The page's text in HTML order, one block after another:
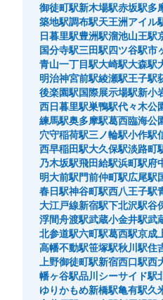
御徒町駅新木場駅赤坂駅多
築地駅調布駅天王洲アイル
日暮里駅豊洲駅溜池山王駅
国分寺駅三田駅四ツ谷駅市
青山一丁目駅大崎駅大森駅
明治神宮前駅綾瀬駅王子駅
後楽園駅国際展示場駅新小
西日暮里駅巣鴨駅代々木公
練馬駅奥多摩駅葛西臨海公
穴守稲荷駅三ノ輪駅小作駅
西早稲田駅大久保駅淡路町
乃木坂駅飛田給駅浜町駅府
明大前駅門前仲町駅広尾駅
春日駅神谷町駅西八王子駅
大江戸線新宿駅下北沢駅谷
浮間舟渡駅武蔵小金井駅武
北参道駅六町駅葛西駅京成
高幡不動駅笹塚駅秋川駅住
上野御徒町駅新宿西口駅西
幡ヶ谷駅品川シーサイド駅
ゆりかもめ新橋駅亀有駅久